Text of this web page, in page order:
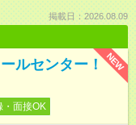
掲載日：2026.08.09
NEW
ルセンター！
・面接OK